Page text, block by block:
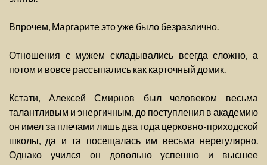
Впрочем, Маргарите это уже было безразлично.
Отношения с мужем складывались всегда сложно, а
потом и вовсе рассыпались как карточный домик.
Кстати, Алексей Смирнов был человеком весьма
талантливым и энергичным, до поступления в академию
он имел за плечами лишь два года церковно-приходской
школы, да и та посещалась им весьма нерегулярно.
Однако учился он довольно успешно и высшее